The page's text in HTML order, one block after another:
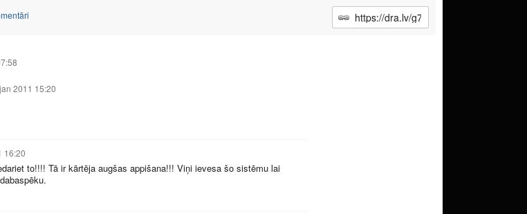
2011 15:20
16:20
to!!!! Tā ir kārtēja augšas appišana!!! Viņi ievesa šo sistēmu lai